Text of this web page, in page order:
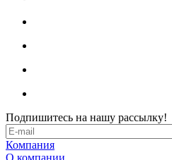
Подпишитесь на нашу рассылку!
Компания
О компании